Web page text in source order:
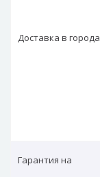
Доставка в города
Гарантия на